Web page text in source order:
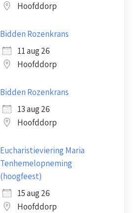
Hoofddorp
Bidden Rozenkrans
11 aug 26
Hoofddorp
Bidden Rozenkrans
13 aug 26
Hoofddorp
Eucharistieviering Maria
Tenhemelopneming
(hoogfeest)
15 aug 26
Hoofddorp